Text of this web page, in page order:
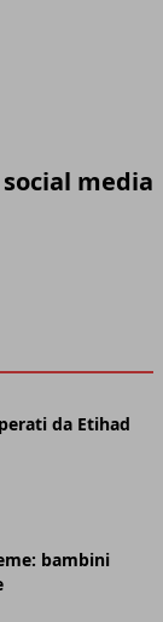
media
da Etihad
bambini